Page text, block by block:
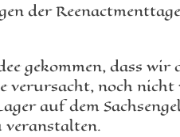
der
gekommen, dass
verursacht, noch
auf dem
veranstalten.